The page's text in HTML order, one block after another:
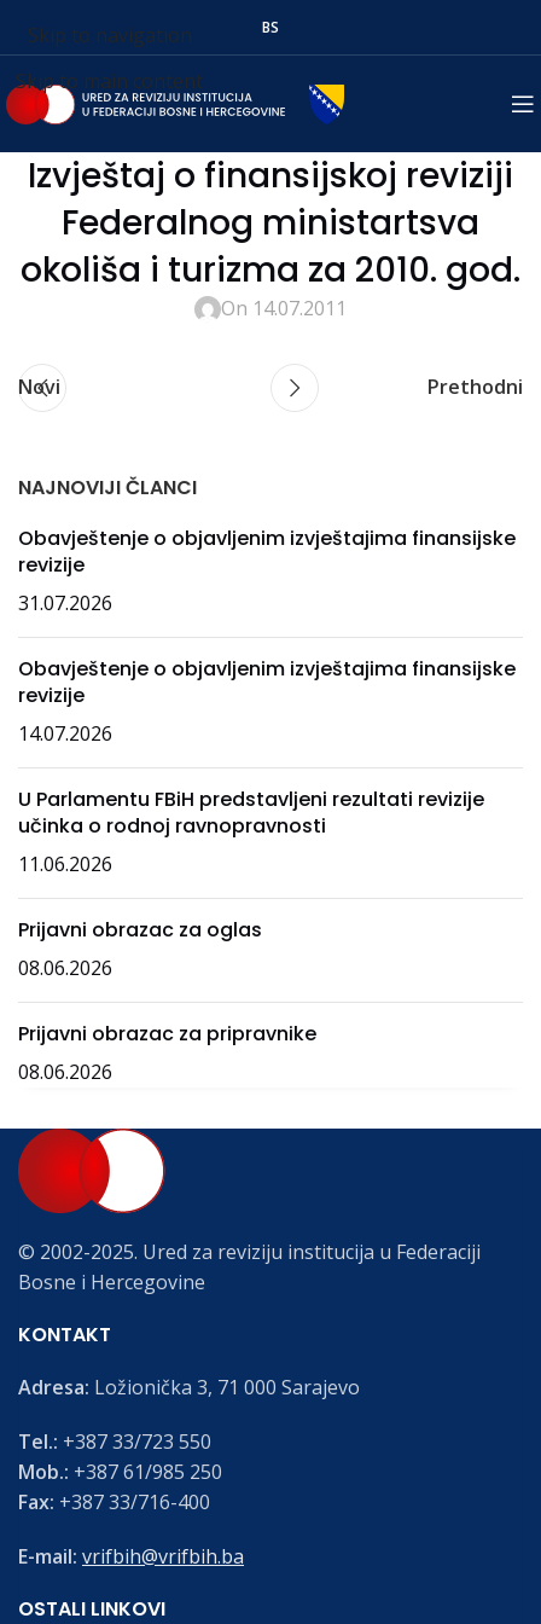
Skip to navigation
Skip to main content
BS
Izvještaj o finansijskoj reviziji
Federalnog ministartsva
okoliša i turizma za 2010. god.
On 14.07.2011
Novi Prethodni
NAJNOVIJI ČLANCI
Obavještenje o objavljenim izvještajima finansijske
revizije
31.07.2026
Obavještenje o objavljenim izvještajima finansijske
revizije
14.07.2026
U Parlamentu FBiH predstavljeni rezultati revizije
učinka o rodnoj ravnopravnosti
11.06.2026
Prijavni obrazac za oglas
08.06.2026
Prijavni obrazac za pripravnike
08.06.2026
© 2002-2025. Ured za reviziju institucija u Federaciji
Bosne i Hercegovine
KONTAKT
Adresa: Ložionička 3, 71 000 Sarajevo
Tel.: +387 33/723 550
Mob.: +387 61/985 250
Fax: +387 33/716-400
E-mail: vrifbih@vrifbih.ba
OSTALI LINKOVI